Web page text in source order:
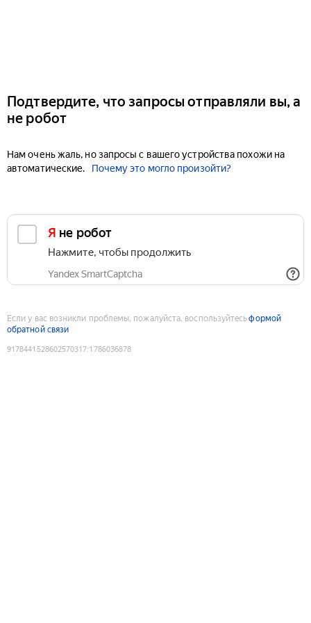
Подтвердите, что запросы отправляли вы, а
не робот
Нам очень жаль, но запросы с вашего устройства похожи на
автоматические.
Почему это могло произойти?
Я не робот
Нажмите, чтобы продолжить
Yandex SmartCaptcha
Если у вас возникли проблемы, пожалуйста, воспользуйтесьформой
обратной связи
9178441528602570317:1786036878